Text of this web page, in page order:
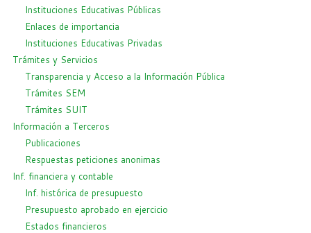
Instituciones Educativas Públicas
Enlaces de importancia
Instituciones Educativas Privadas
Trámites y Servicios
Transparencia y Acceso a la Información Pública
Trámites SEM
Trámites SUIT
Información a Terceros
Publicaciones
Respuestas peticiones anonimas
Inf. financiera y contable
Inf. histórica de presupuesto
Presupuesto aprobado en ejercicio
Estados financieros